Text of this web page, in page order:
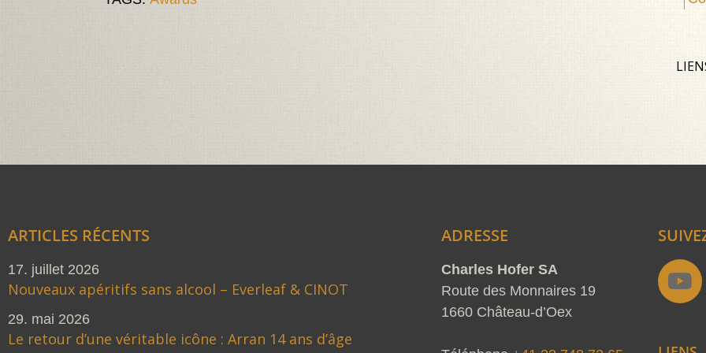
ARTICLES RÉCENTS
17. juillet 2026
Nouveaux apéritifs sans alcool – Everleaf & CINOT
29. mai 2026
Le retour d’une véritable icône : Arran 14 ans d’âge
ADRESSE
Charles Hofer SA
Route des Monnaires 19
1660 Château-d’Oex
Y
o